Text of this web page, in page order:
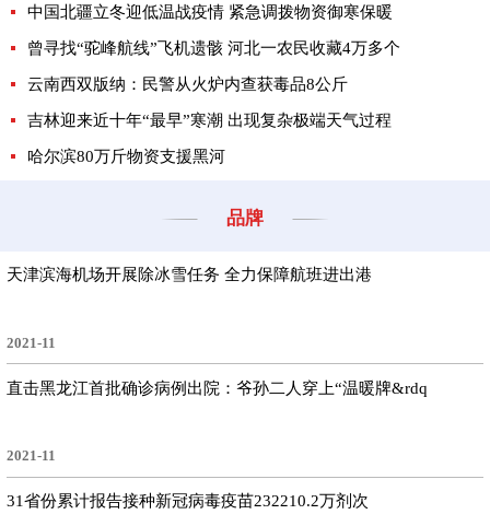
中国北疆立冬迎低温战疫情 紧急调拨物资御寒保暖
曾寻找“驼峰航线”飞机遗骸 河北一农民收藏4万多个
云南西双版纳：民警从火炉内查获毒品8公斤
吉林迎来近十年“最早”寒潮 出现复杂极端天气过程
哈尔滨80万斤物资支援黑河
品牌
天津滨海机场开展除冰雪任务 全力保障航班进出港
2021-11
直击黑龙江首批确诊病例出院：爷孙二人穿上“温暖牌&rdq
2021-11
31省份累计报告接种新冠病毒疫苗232210.2万剂次